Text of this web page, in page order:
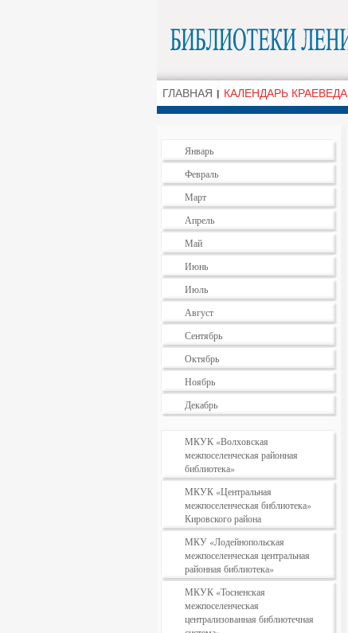
ГЛАВНАЯ КАЛЕНДАРЬ КРАЕВЕДА
Январь
Февраль
Март
Апрель
Май
Июнь
Июль
Август
Сентябрь
Октябрь
Ноябрь
Декабрь
МКУК «Волховская
межпоселенческая районная
библиотека»
МКУК «Центральная
межпоселенческая библиотека»
Кировского района
МКУ «Лодейнопольская
межпоселенческая центральная
районная библиотека»
МКУК «Тосненская
межпоселенческая
централизованная библиотечная